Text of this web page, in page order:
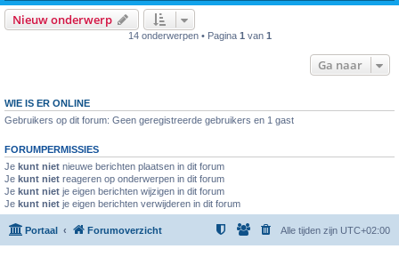
Nieuw onderwerp
14 onderwerpen • Pagina 1 van 1
Ga naar
WIE IS ER ONLINE
Gebruikers op dit forum: Geen geregistreerde gebruikers en 1 gast
FORUMPERMISSIES
Je kunt niet nieuwe berichten plaatsen in dit forum
Je kunt niet reageren op onderwerpen in dit forum
Je kunt niet je eigen berichten wijzigen in dit forum
Je kunt niet je eigen berichten verwijderen in dit forum
Portaal Forumoverzicht Alle tijden zijn UTC+02:00